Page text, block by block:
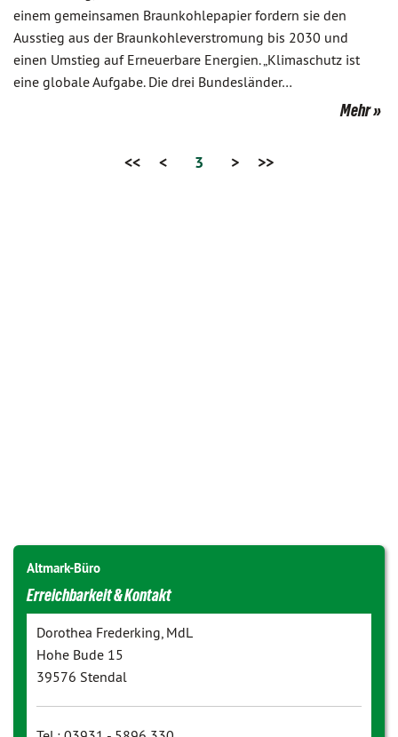
einem gemeinsamen Braunkohlepapier fordern sie den
Ausstieg aus der Braunkohleverstromung bis 2030 und
einen Umstieg auf Erneuerbare Energien. „Klimaschutz ist
eine globale Aufgabe. Die drei Bundesländer…
Mehr
<< < 3 > >>
Altmark-Büro
Erreichbarkeit & Kontakt
Dorothea Frederking, MdL
Hohe Bude 15
39576 Stendal